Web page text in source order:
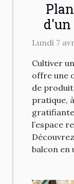
d'un
Lundi 7
Cultiver
offre une
de
pratique,
l’espace
balcon en